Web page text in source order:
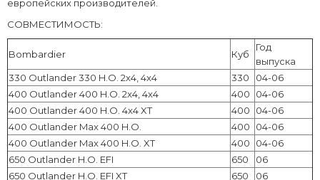
европейских производителей.
СОВМЕСТИМОСТЬ:
Bombardier Куб
Год
выпуска
330 Outlander 330 H.O. 2x4, 4x4
330
04-06
400 Outlander 400 H.O. 2x4, 4x4
400
04-06
400 Outlander 400 H.O. 4x4 XT
400
04-06
400 Outlander Max 400 H.O.
400
04-06
400 Outlander Max 400 H.O. XT
400
04-06
650 Outlander H.O. EFI
650
06
650 Outlander H.O. EFI XT
650
06